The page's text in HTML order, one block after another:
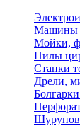
Машины
Мойки,
Пилы
Станки
Дрели,